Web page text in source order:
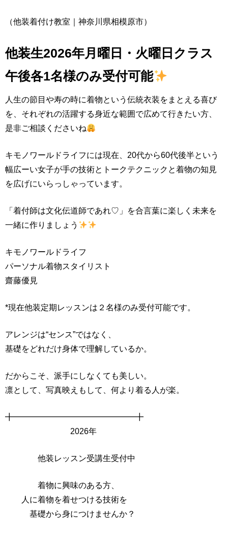
（他装着付け教室｜神奈川県相模原市）
他装生2026年月曜日・火曜日クラス
午後各1名様のみ受付可能
人生の節目や寿の時に着物という伝統衣装をまとえる喜び
を、それぞれの活躍する身近な範囲で広めて行きたい方、
是非ご相談くださいね
キモノワールドライフには現在、20代から60代後半という
幅広ーい女子が手の技術とトークテクニックと着物の知見
を広げにいらっしゃっています。
「着付師は文化伝道師であれ♡」を合言葉に楽しく未来を
一緒に作りましょう
キモノワールドライフ
パーソナル着物スタイリスト
齋藤優見
*現在他装定期レッスンは２名様のみ受付可能です。
アレンジは“センス”ではなく、
基礎をどれだけ身体で理解しているか。
だからこそ、派手にしなくても美しい。
凛として、写真映えもして、何より着る人が楽。
╋━━━━━━━━━━━━━━━╋
2026年
他装レッスン受講生受付中
着物に興味のある方、
人に着物を着せつける技術を
基礎から身につけませんか？